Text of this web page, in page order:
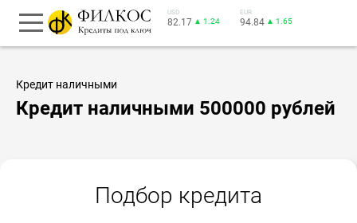
USD
82.17 ▲ 1.24
EUR
94.84 ▲ 1.65
Кредит наличными
Кредит наличными 500000 рублей
Подбор кредита